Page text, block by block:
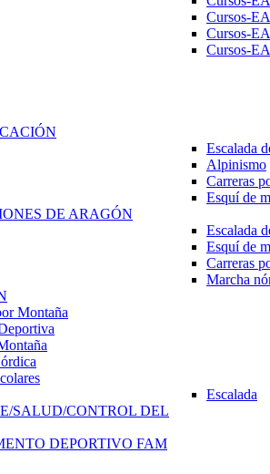
Cursos-
Cursos-
Cursos-
Escalada
Alpinismo
Carreras
Esquí de
DE ARAGÓN
Escalada
Esquí de
Carreras
Marcha
Montaña
Escalada
SALUD/CONTROL DEL
DEPORTIVO FAM